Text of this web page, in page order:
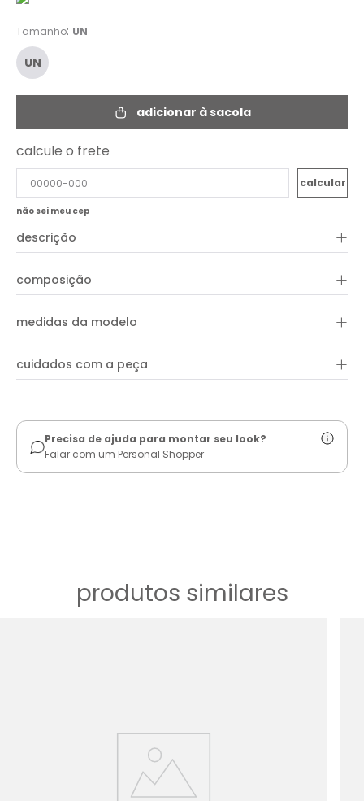
Tamanho: UN
UN
adicionar à sacola
calcule o frete
não sei meu cep
descrição +
detalhes em miçangas. Aproveite para combinar com peças
e acessórios da coleção!
composição +
medidas da modelo +
cuidados com a peça +
Precisa de ajuda para montar seu look?
Falar com um Personal Shopper
produtos similares